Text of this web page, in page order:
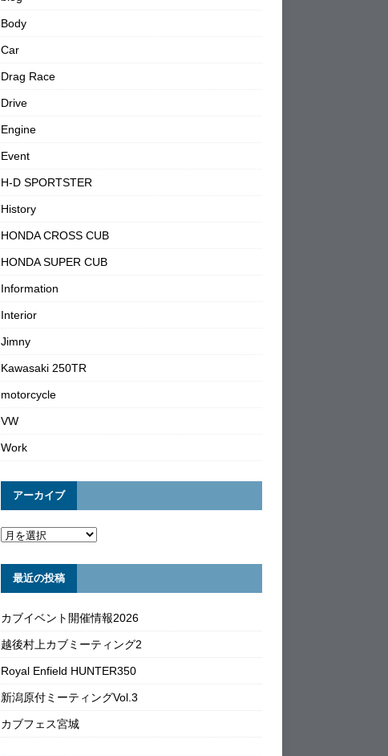
Body
Car
Drag Race
Drive
Engine
Event
H-D SPORTSTER
History
HONDA CROSS CUB
HONDA SUPER CUB
Information
Interior
Jimny
Kawasaki 250TR
motorcycle
VW
Work
アーカイブ
最近の投稿
カブイベント開催情報2026
越後村上カブミーティング2
Royal Enfield HUNTER350
新潟原付ミーティングVol.3
カブフェス宮城